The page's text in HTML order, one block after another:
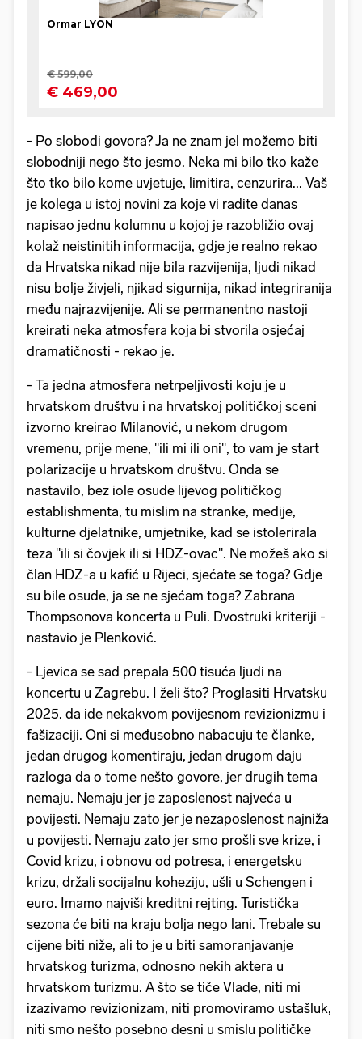
- Po slobodi govora? Ja ne znam jel možemo biti
slobodniji nego što jesmo. Neka mi bilo tko kaže
što tko bilo kome uvjetuje, limitira, cenzurira... Vaš
je kolega u istoj novini za koje vi radite danas
napisao jednu kolumnu u kojoj je razobližio ovaj
kolaž neistinitih informacija, gdje je realno rekao
da Hrvatska nikad nije bila razvijenija, ljudi nikad
nisu bolje živjeli, njikad sigurnija, nikad integriranija
među najrazvijenije. Ali se permanentno nastoji
kreirati neka atmosfera koja bi stvorila osjećaj
dramatičnosti - rekao je.
- Ta jedna atmosfera netrpeljivosti koju je u
hrvatskom društvu i na hrvatskoj političkoj sceni
izvorno kreirao Milanović, u nekom drugom
vremenu, prije mene, "ili mi ili oni", to vam je start
polarizacije u hrvatskom društvu. Onda se
nastavilo, bez iole osude lijevog političkog
establishmenta, tu mislim na stranke, medije,
kulturne djelatnike, umjetnike, kad se istolerirala
teza "ili si čovjek ili si HDZ-ovac". Ne možeš ako si
član HDZ-a u kafić u Rijeci, sjećate se toga? Gdje
su bile osude, ja se ne sjećam toga? Zabrana
Thompsonova koncerta u Puli. Dvostruki kriteriji -
nastavio je Plenković.
- Ljevica se sad prepala 500 tisuća ljudi na
koncertu u Zagrebu. I želi što? Proglasiti Hrvatsku
2025. da ide nekakvom povijesnom revizionizmu i
fašizaciji. Oni si međusobno nabacuju te članke,
jedan drugog komentiraju, jedan drugom daju
razloga da o tome nešto govore, jer drugih tema
nemaju. Nemaju jer je zaposlenost najveća u
povijesti. Nemaju zato jer je nezaposlenost najniža
u povijesti. Nemaju zato jer smo prošli sve krize, i
Covid krizu, i obnovu od potresa, i energetsku
krizu, držali socijalnu koheziju, ušli u Schengen i
euro. Imamo najviši kreditni rejting. Turistička
sezona će biti na kraju bolja nego lani. Trebale su
cijene biti niže, ali to je u biti samoranjavanje
hrvatskog turizma, odnosno nekih aktera u
hrvatskom turizmu. A što se tiče Vlade, niti mi
izazivamo revizionizam, niti promoviramo ustašluk,
niti smo nešto posebno desni u smislu političke